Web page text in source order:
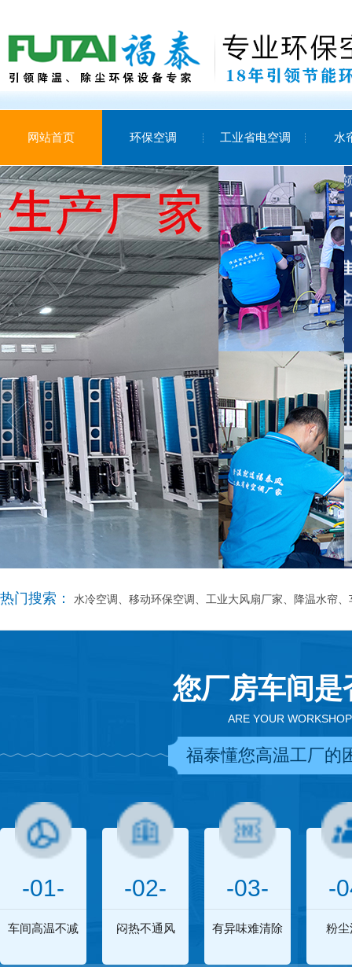
网站首页 环保空调 工业省电空调 水
热门搜索： 水冷空调、移动环保空调、工业大风扇厂家、降温水帘
您厂房车间
ARE YOUR
福泰懂您高温工厂的
-01-
车间高温不减
-02-
闷热不通风
-03-
有异味难清除
-
粉尘